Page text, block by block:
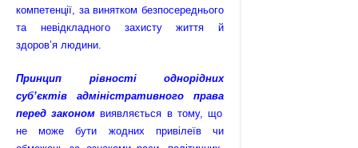
компетенції, за винятком безпосереднього
та невідкладного захисту життя й
здоров’я людини.
Принцип рівності однорідних
суб’єктів адміністративного права
перед законом виявляється в тому, що
не може бути жодних привілеїв чи